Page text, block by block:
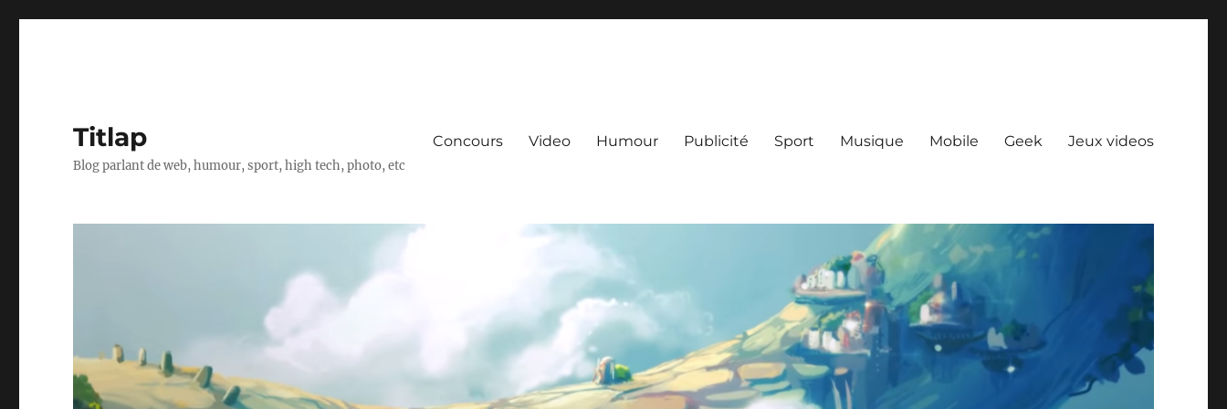
Titlap
Blog parlant de web, humour, sport, high tech, photo, etc
Concours Video Humour Publicité Sport Musique Mobile Geek Jeux videos